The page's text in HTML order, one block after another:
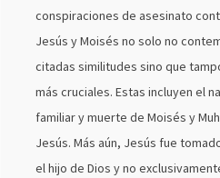
conspiraciones de asesinato
Jesús y Moisés no solo no
citadas similitudes sino que
más cruciales. Estas incluyen el
familiar y muerte de Moisés y
Jesús. Más aún, Jesús fue
el hijo de Dios y no